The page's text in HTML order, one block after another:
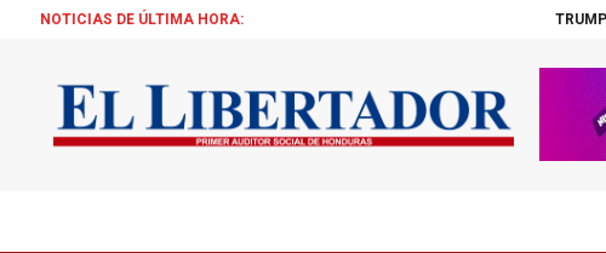
NOTICIAS DE ÚLTIMA HORA: TRUMP: «ESTAMOS